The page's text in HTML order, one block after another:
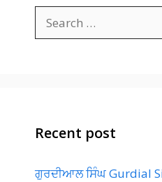
for:
Recent post
ਗੁਰਦੀਆਲ ਸਿੰਘ Gurdial